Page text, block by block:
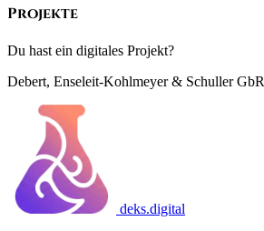
Projekte
Du hast ein digitales Projekt?
Debert, Enseleit-Kohlmeyer & Schuller GbR
deks.digital